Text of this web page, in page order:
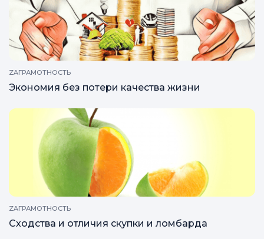
ZAГРАМОТНОСТЬ
Экономия без потери качества жизни
ZAГРАМОТНОСТЬ
Сходства и отличия скупки и ломбарда